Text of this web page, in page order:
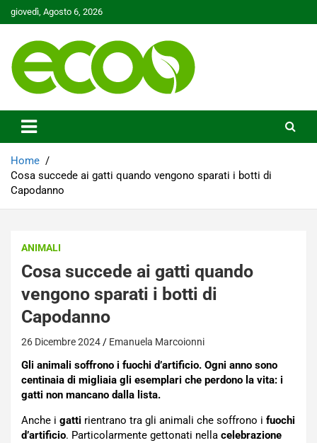
Skip
to
giovedì, Agosto 6, 2026
Ecoo.it
Home
Cosa succede ai gatti quando vengono sparati i botti di
Capodanno
ANIMALI
Cosa succede ai gatti quando
vengono sparati i botti di
Capodanno
26 Dicembre 2024 Emanuela Marcoionni
Gli animali soffrono i fuochi d’artificio. Ogni anno sono
centinaia di migliaia gli esemplari che perdono la vita: i
gatti non mancano dalla lista.
Anche i gatti rientrano tra gli animali che soffrono i fuochi
d’artificio. Particolarmente gettonati nella celebrazione